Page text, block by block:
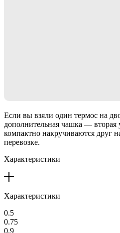
Если вы взяли один термос на
дополнительная чашка —
компактно накручиваются друг
перевозке.
Характеристики
Характеристики
0.5
0.75
0.9